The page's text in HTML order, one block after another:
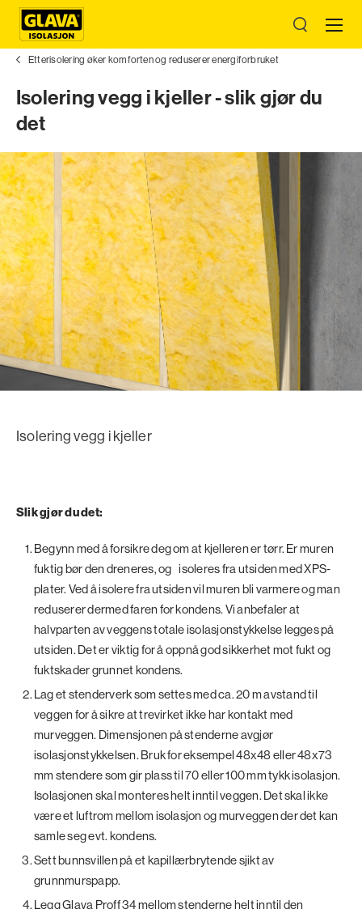
Etterisolering øker komforten og reduserer energi­forbruket
Isolering vegg i kjeller - slik gjør du
det
Isolering vegg i kjeller
Slik gjør du det:
Begynn med å forsikre deg om at kjelleren er tørr. Er muren
fuktig bør den dreneres, og isoleres fra utsiden med XPS-
plater. Ved å isolere fra utsiden vil muren bli varmere og man
reduserer dermed faren for kondens. Vi anbefaler at
halvparten av veggens totale isolasjonstykkelse legges på
utsiden. Det er viktig for å oppnå god sikkerhet mot fukt og
fuktskader grunnet kondens.
Lag et stenderverk som settes med ca. 20 m avstand til
veggen for å sikre at trevirket ikke har kontakt med
murveggen. Dimensjonen på stenderne avgjør
isolasjonstykkelsen. Bruk for eksempel 48x48 eller 48x73
mm stendere som gir plass til 70 eller 100 mm tykk isolasjon.
Isolasjonen skal monteres helt inntil veggen. Det skal ikke
være et luftrom mellom isolasjon og murveggen der det kan
samle seg evt. kondens.
Sett bunnsvillen på et kapillærbrytende sjikt av
grunnmurspapp.
Legg Glava Proff 34 mellom stenderne helt inntil den